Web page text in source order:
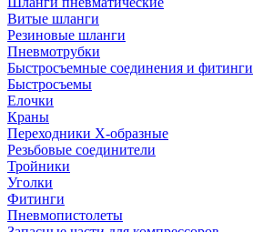
Витые шланги
Резиновые шланги
Пневмотрубки
Быстросъемные соединения и фитинги
Быстросъемы
Елочки
Краны
Переходники Х-образные
Резьбовые соединители
Тройники
Уголки
Фитинги
Пневмопистолеты